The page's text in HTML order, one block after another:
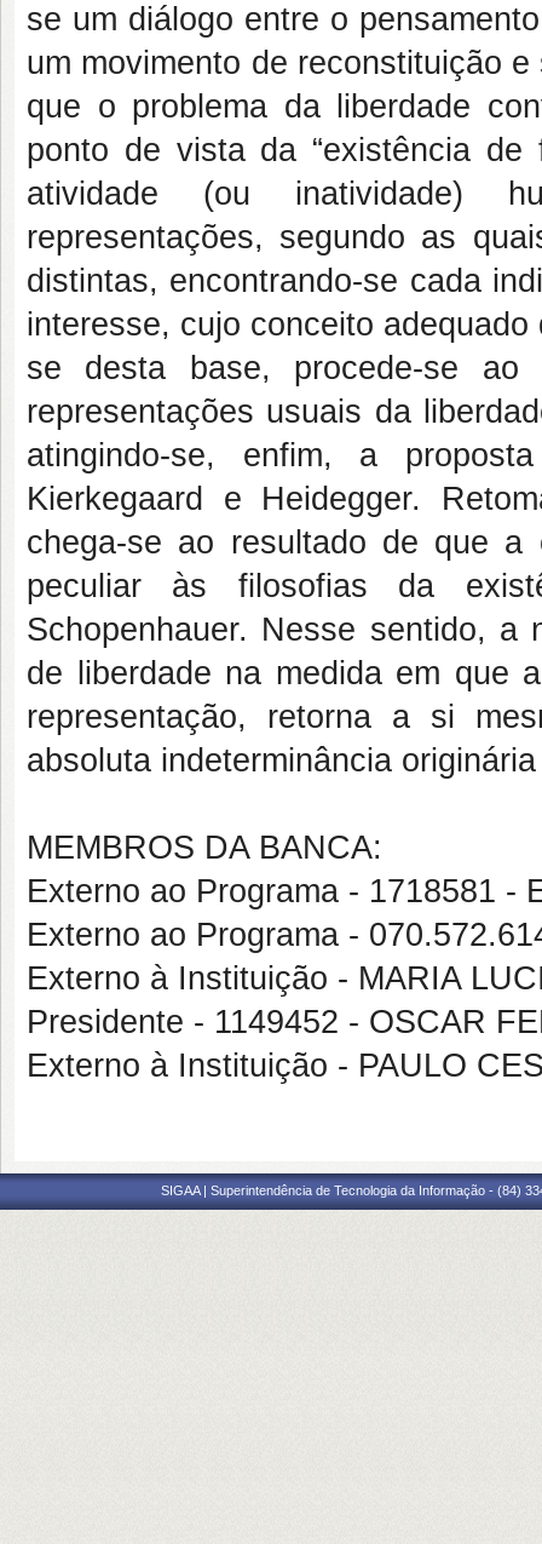
se um diálogo entre o
um movimento de reconstituição
que o problema da liberdade
ponto de vista da “existência
atividade (ou inatividade)
representações, segundo as
distintas, encontrando-se cada
interesse, cujo conceito
se desta base, procede-se ao
representações usuais da
atingindo-se, enfim, a
Kierkegaard e Heidegger.
chega-se ao resultado de que a
peculiar às filosofias da
Schopenhauer. Nesse sentido, a
de liberdade na medida em que
representação, retorna a si
absoluta indeterminância
MEMBROS DA BANCA:
Externo ao Programa - 1718581 -
Externo ao Programa -
Externo à Instituição - MARIA
Presidente - 1149452 - OSCAR
Externo à Instituição - PAULO
SIGAA | Superintendência de Tecnologia da Informação - (84)